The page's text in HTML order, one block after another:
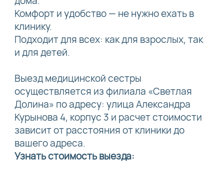
Комфорт и удобство — не нужно ехать в
клинику.
Подходит для всех: как для взрослых, так
и для детей.
Выезд медицинской сестры
осуществляется из филиала «Светлая
Долина» по адресу: улица Александра
Курынова 4, корпус 3 и расчет стоимости
зависит от расстояния от клиники до
вашего адреса.
Узнать стоимость выезда: